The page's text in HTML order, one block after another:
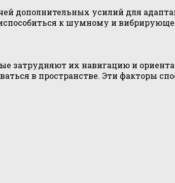
дополнительных усилий для
к шумному и
затрудняют их навигацию и
в пространстве. Эти факторы